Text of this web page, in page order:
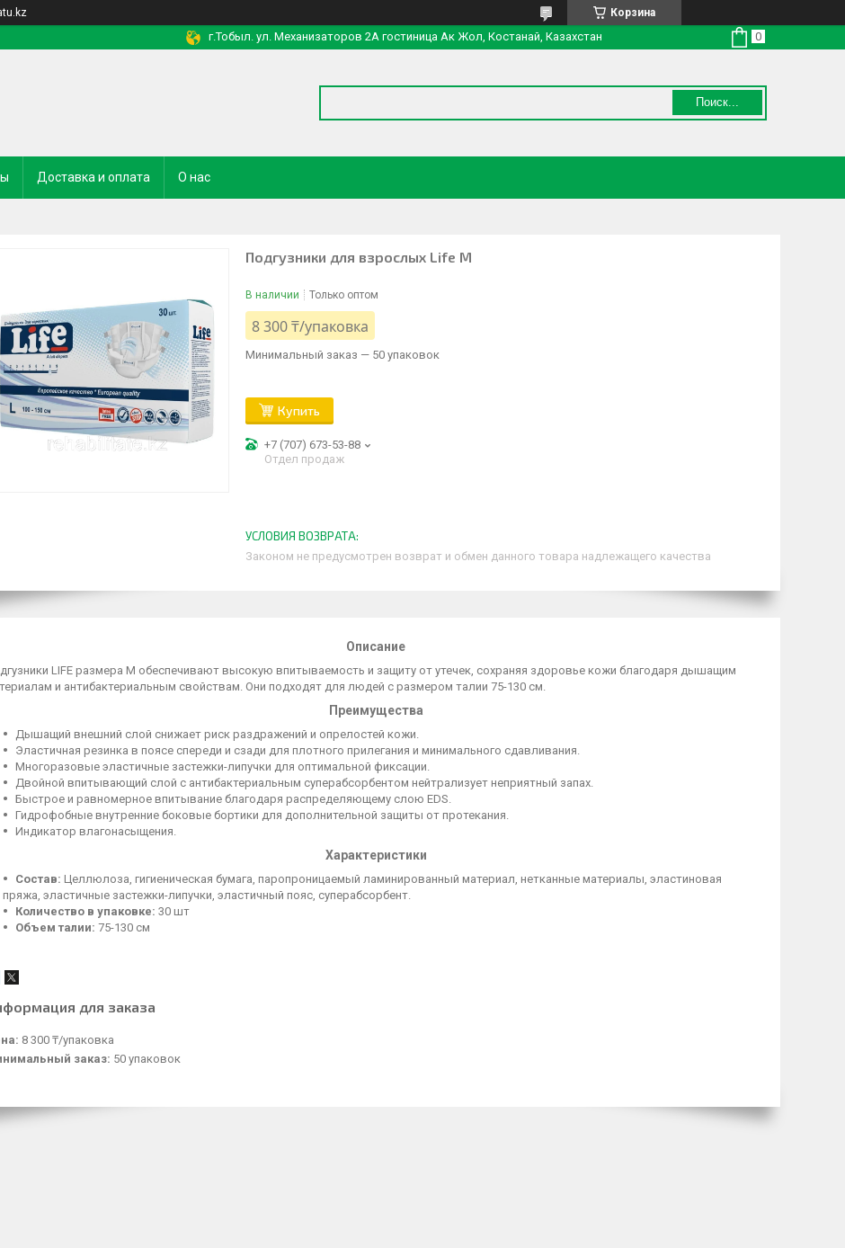
Корзина
г.Тобыл. ул. Механизаторов 2А гостиница Ак Жол, Костанай, Казахстан
Поиск...
Доставка и оплата О нас
Подгузники для взрослых Life M
В наличии Только оптом
8 300 ₸/упаковка
Минимальный заказ — 50 упаковок
Купить
+7 (707) 673-53-88
Отдел продаж
Законом не предусмотрен возврат и обмен данного товара надлежащего качества
Описание
LIFE размера M обеспечивают высокую впитываемость и защиту от утечек, сохраняя здоровье кожи благодаря дышащим
и антибактериальным свойствам. Они подходят для людей с размером талии 75-130 см.
Преимущества
Дышащий внешний слой снижает риск раздражений и опрелостей кожи.
Эластичная резинка в поясе спереди и сзади для плотного прилегания и минимального сдавливания.
Многоразовые эластичные застежки-липучки для оптимальной фиксации.
Двойной впитывающий слой с антибактериальным суперабсорбентом нейтрализует неприятный запах.
Быстрое и равномерное впитывание благодаря распределяющему слою EDS.
Гидрофобные внутренние боковые бортики для дополнительной защиты от протекания.
Индикатор влагонасыщения.
Характеристики
Состав: Целлюлоза, гигиеническая бумага, паропроницаемый ламинированный материал, нетканные материалы, эластиновая
пряжа, эластичные застежки-липучки, эластичный пояс, суперабсорбент.
Количество в упаковке: 30 шт
Объем талии: 75-130 см
для заказа
8 300 ₸/упаковка
заказ: 50 упаковок